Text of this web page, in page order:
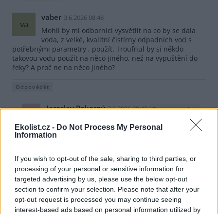
Ekolist.cz - Do Not Process My Personal
Information
If you wish to opt-out of the sale, sharing to third parties, or
processing of your personal or sensitive information for
targeted advertising by us, please use the below opt-out
section to confirm your selection. Please note that after your
opt-out request is processed you may continue seeing
interest-based ads based on personal information utilized by
va
vaber 3.6.2026 08:48
Mohli by mi odborníci vysvětlit na co by se dala
voda, z velké, kvalitní čistírny odpadních vod s
potřebnými parametry , použít. Troufnul by si někdo
takovou vodu použít na něco jiného, než na vypuštění do
řeky? A proč ne na něco jiného?
Odpovědět
Jaroslav Pokorný 3.6.2026 09:43 Reaguje na vaber
V Izraeli takovou vodu používají k zavlažování,
splachování a třebas i k umývání ulic. Ale když by se
vody svedly do jedné velké čistírny, pak je moc vody na
musela daleko rozvádět.
A kolem Jadranu domorodci používali/jí odpadní vodu
přímo k zalévání zahrádek. A proč ne, když v
domácnosti nepoužívali žádnou "těžkou" chemii.
Odpovědět